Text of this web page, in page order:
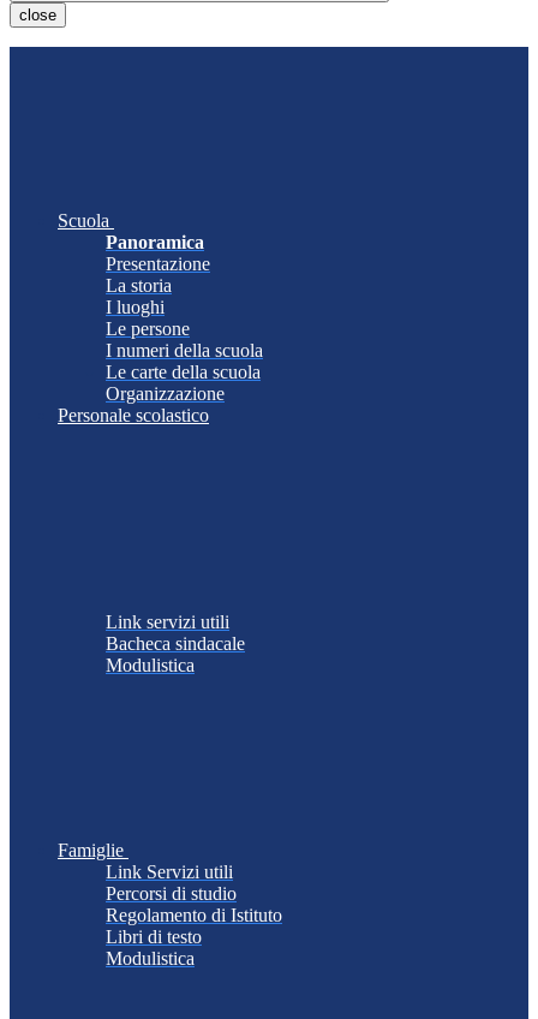
close
Scuola
Panoramica
Presentazione
La storia
I luoghi
Le persone
I numeri della scuola
Le carte della scuola
Organizzazione
Personale scolastico
Link servizi utili
Bacheca sindacale
Modulistica
Famiglie
Link Servizi utili
Percorsi di studio
Regolamento di Istituto
Libri di testo
Modulistica